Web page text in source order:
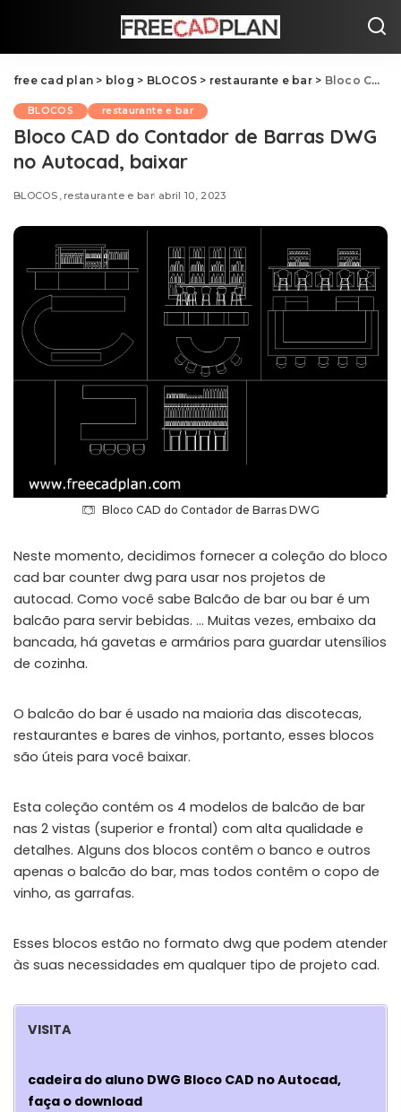
free cad plan > blog > BLOCOS > restaurante e bar> Bloco CAD do Contador de Barras DWG no Autocad, baixar
BLOCOS restaurante e bar
Bloco CAD do Contador de Barras DWG
no Autocad, baixar
BLOCOS restaurante e bar abril 10, 2023
Bloco CAD do Contador de Barras DWG
Neste momento, decidimos fornecer a coleção do bloco
cad bar counter dwg para usar nos projetos de
autocad. Como você sabe Balcão de bar ou bar é um
balcão para servir bebidas. … Muitas vezes, embaixo da
bancada, há gavetas e armários para guardar utensílios
de cozinha.
O balcão do bar é usado na maioria das discotecas,
restaurantes e bares de vinhos, portanto, esses blocos
são úteis para você baixar.
Esta coleção contém os 4 modelos de balcão de bar
nas 2 vistas (superior e frontal) com alta qualidade e
detalhes. Alguns dos blocos contêm o banco e outros
apenas o balcão do bar, mas todos contêm o copo de
vinho, as garrafas.
Esses blocos estão no formato dwg que podem atender
às suas necessidades em qualquer tipo de projeto cad.
VISITA
cadeira do aluno DWG Bloco CAD no Autocad,
faça o download